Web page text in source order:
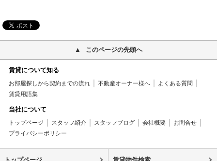
このページの先頭へ
賃貸について知る
お部屋探しから契約までの流れ 不動産オーナー様へ
よくある質問
賃貸用語集
当社について
トップページ スタッフ紹介 スタッフブログ 会社概要
お問合せ
プライバシーポリシー